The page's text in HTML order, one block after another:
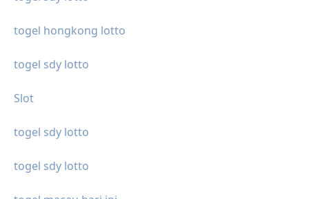
togel hongkong lotto
togel sdy lotto
Slot
togel sdy lotto
togel sdy lotto